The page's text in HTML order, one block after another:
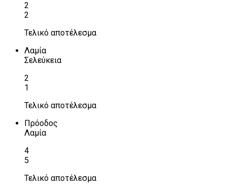
2
2
Τελικό αποτέλεσμα
Λαμία
Σελεύκεια
2
1
Τελικό αποτέλεσμα
Πρόοδος
Λαμία
4
5
Τελικό αποτέλεσμα